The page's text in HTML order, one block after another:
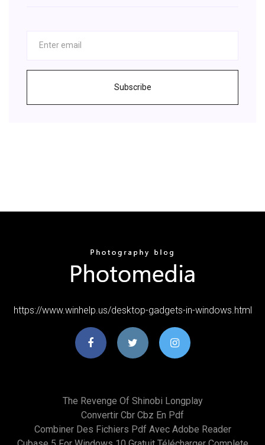
Subscribe
https://www.winhelp.us/desktop-gadgets-in-windows.html
The Revenge Of Shinobi Longplay
Convertir Cbr Cbz En Pdf
Combiner Des Fichiers Pdf Avec Adobe Reader